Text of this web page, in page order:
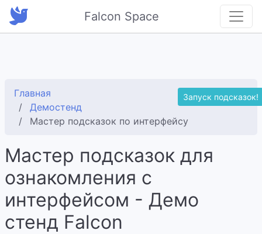
Falcon Space
Главная
Демостенд
Мастер подсказок по интерфейсу
Мастер подсказок для
ознакомления с
интерфейсом - Демо
стенд Falcon
Запуск подсказок!